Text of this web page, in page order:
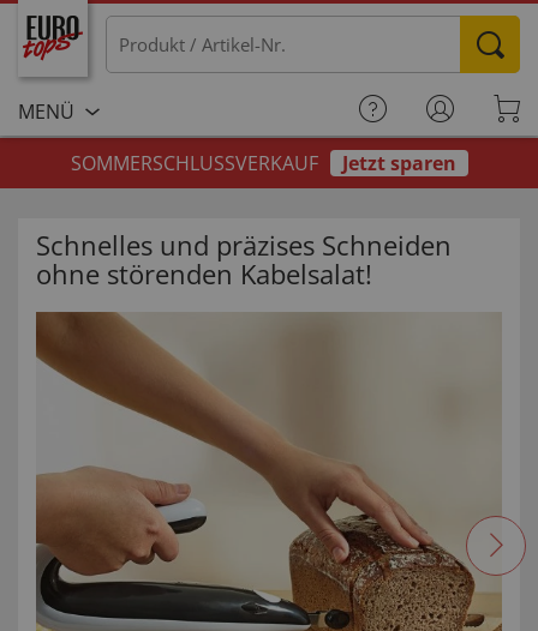
MENÜ
SOMMERSCHLUSSVERKAUF
Jetzt sparen
Schnelles und präzises Schneiden
ohne störenden Kabelsalat!